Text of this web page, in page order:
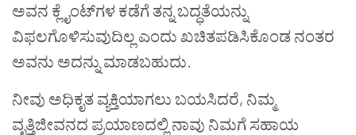
ಅವನ ಕ್ಲೈಂಟ್‌ಗಳ ಕಡೆಗೆ ತನ್ನ ಬದ್ಧತೆಯನ್ನು
ವಿಫಲಗೊಳಿಸುವುದಿಲ್ಲ ಎಂದು ಖಚಿತಪಡಿಸಿಕೊಂಡ ನಂತರ
ಅವನು ಅದನ್ನು ಮಾಡಬಹುದು.
ನೀವು ಅಧಿಕೃತ ವ್ಯಕ್ತಿಯಾಗಲು ಬಯಸಿದರೆ, ನಿಮ್ಮ
ವೃತ್ತಿಜೀವನದ ಪ್ರಯಾಣದಲ್ಲಿ ನಾವು ನಿಮಗೆ ಸಹಾಯ